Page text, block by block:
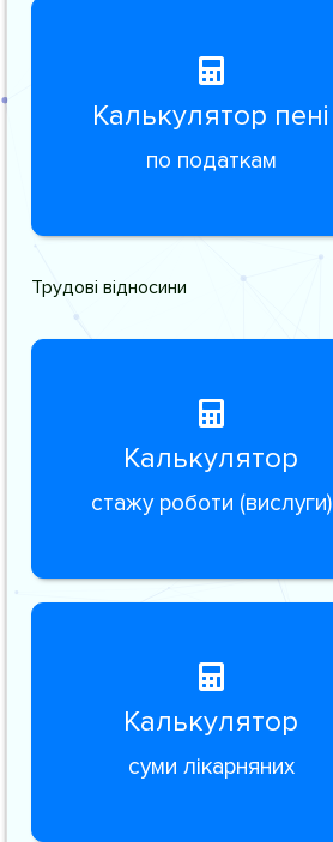
Калькулятор пені
по податкам
Трудові відносини
Калькулятор
стажу роботи (вислуги)
Калькулятор
суми лікарняних